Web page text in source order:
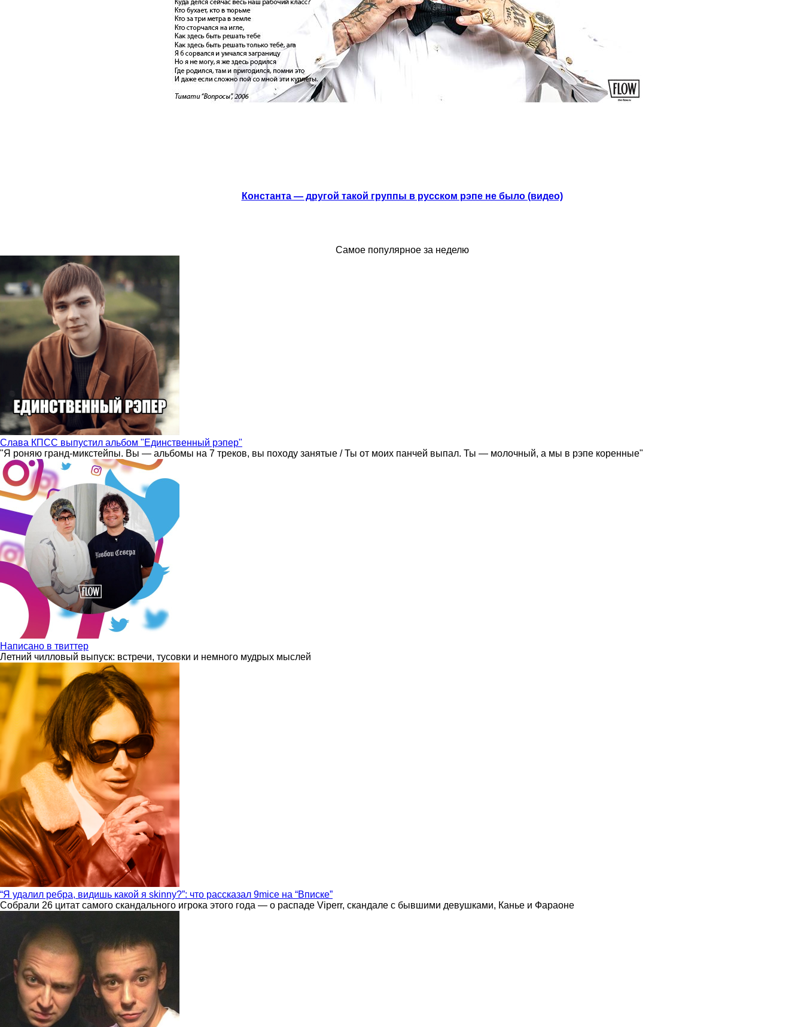
Константа — другой такой группы в русском рэпе не было (видео)
Самое популярное за неделю
Слава КПСС выпустил альбом "Единственный рэпер"
"Я роняю гранд-микстейпы. Вы — альбомы на 7 треков, вы походу занятые / Ты от моих панчей выпал. Ты — молочный, а мы в рэпе коренные"
Написано в твиттер
Летний чилловый выпуск: встречи, тусовки и немного мудрых мыслей
“Я удалил ребра, видишь какой я skinny?”: что рассказал 9mice на “Вписке”
Собрали 26 цитат самого скандального игрока этого года — о распаде Viperr, скандале с бывшими девушками, Канье и Фараоне